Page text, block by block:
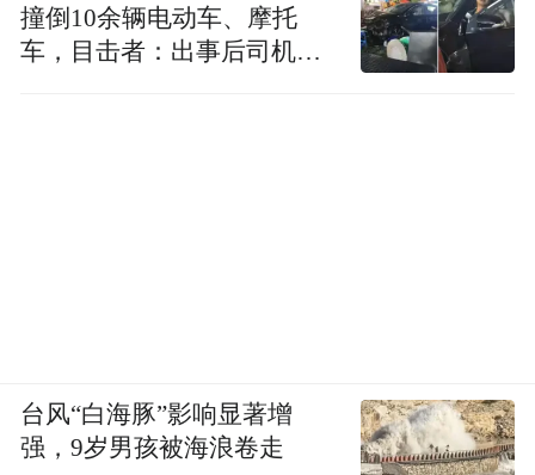
撞倒10余辆电动车、摩托
车，目击者：出事后司机一
台风“白海豚”影响显著增
强，9岁男孩被海浪卷走